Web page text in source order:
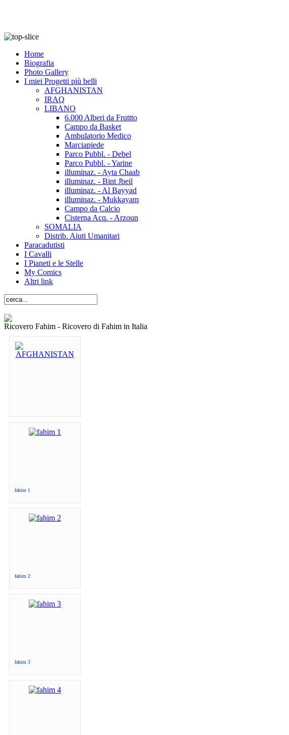
Home
Biografia
Photo Gallery
I miei Progetti più belli
AFGHANISTAN
IRAQ
LIBANO
6.000 Alberi da Fruttto
Campo da Basket
Ambulatorio Medico
Marciapiede
Parco Pubbl. - Debel
Parco Pubbl. - Yarine
illuminaz. - Ayta Chaab
illuminaz. - Bint Jbeil
illuminaz. - Al Bayyad
illuminaz. - Mukkayam
Campo da Calcio
Cisterna Acq. - Arzoun
SOMALIA
Distrib. Aiuti Umanitari
Paracadutisti
I Cavalli
I Pianeti e le Stelle
My Comics
Altri link
Ricovero Fahim - Ricovero di Fahim in Italia
fahim 1
fahim 2
fahim 3